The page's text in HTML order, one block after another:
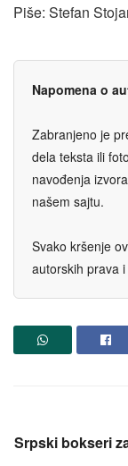
Piše: Stefan
Napomena o
Zabranjeno je
dela teksta ili
navođenja
našem sajtu.
Svako kršenje
autorskih prava
Srpski bokseri